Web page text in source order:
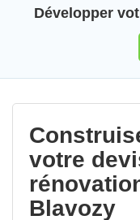
Développer
votre
Blavozy